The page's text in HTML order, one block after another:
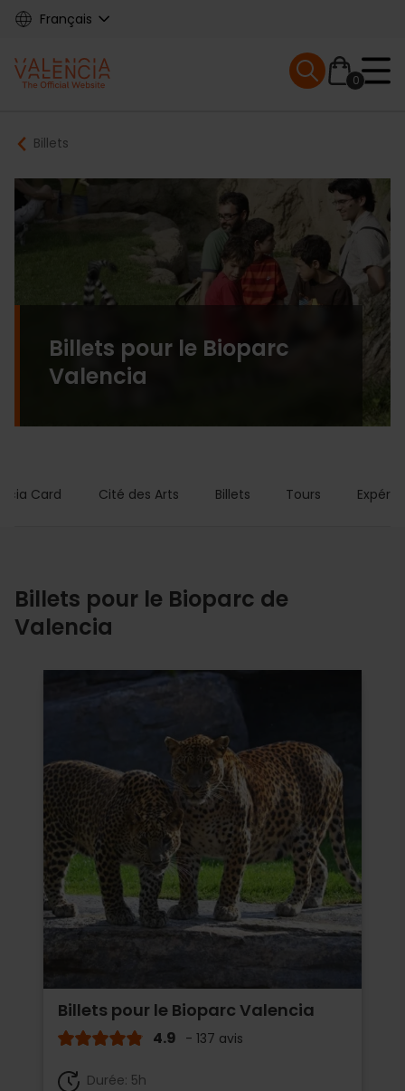
Skip
content
Français
Main
navigation
0
Mobile menu
Breadcrumb
Billets
Billets pour le Bioparc
Valencia
Card Cité des Arts Billets Tours
Billets pour le Bioparc de
Valencia
Billets pour le Bioparc Valencia
4.9 - 137 avis
Durée: 5h